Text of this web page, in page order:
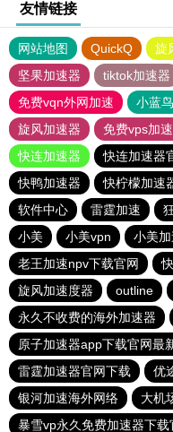
友情链接
网站地图 QuickQ 旋
坚果加速器
tiktok加速器
免费vqn外网加速
小蓝鸟
旋风加速器
免费vps加
快连加速器
快连加速器
快鸭加速器
快柠檬加速
软件中心
雷霆加速
小美
小美vpn 小美
老王加速npv下载官网
旋风加速度器
outline
永久不收费的海外加速器
原子加速器app下载官网最
雷霆加速器官网下载
优
银河加速海外网络
大机
暴雪vp永久免费加速器下载